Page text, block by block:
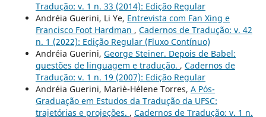
Tradução: v. 1 n. 33 (2014): Edição Regular
Andréia Guerini, Li Ye, Entrevista com Fan Xing e
Francisco Foot Hardman , Cadernos de Tradução: v. 42
n. 1 (2022): Edição Regular (Fluxo Contínuo)
Andréia Guerini, George Steiner. Depois de Babel:
questões de linguagem e tradução. , Cadernos de
Tradução: v. 1 n. 19 (2007): Edição Regular
Andréia Guerini, Mariè-Hélene Torres, A Pós-
Graduação em Estudos da Tradução da UFSC:
trajetórias e projeções. , Cadernos de Tradução: v. 1 n.